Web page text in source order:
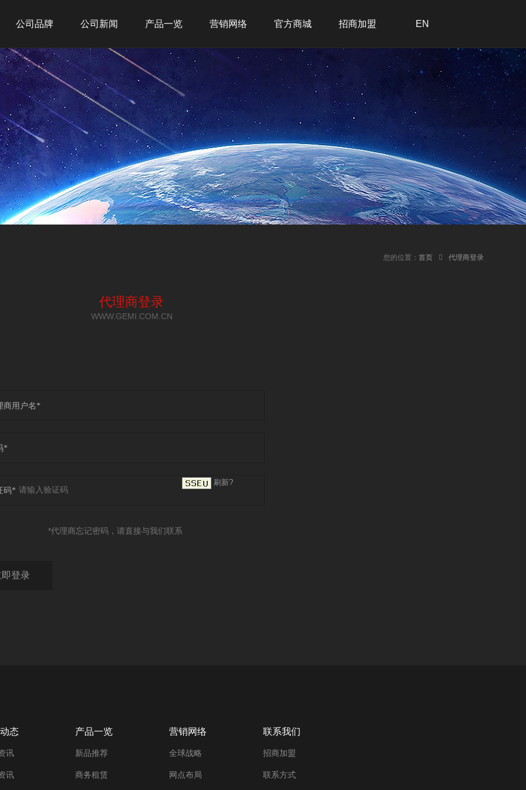
EN
招商加盟
联系我们
在线留言
加入我们
官方商城
营销网络
网点布局
经典案例
产品一览
新品推荐
商务租赁
商用产品
家用产品
净水产品
公司新闻
行业新闻
公司品牌
吉之美
吉宝
吉优
您的位置： 首页 代理商登录
代理商登录
WWW.GEMI.COM.CN
商用户名*
*
码*
刷新?
*代理商忘记密码，请直接与我们联系
态
讯
讯
产品一览
新品推荐
商务租赁
营销网络
全球战略
网点布局
联系我们
招商加盟
联系方式